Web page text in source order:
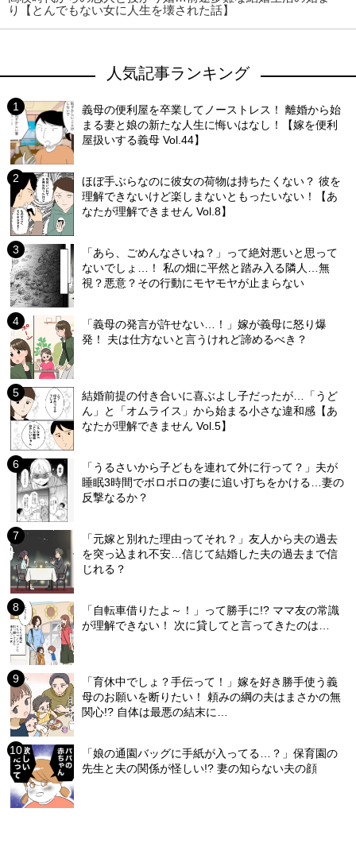
り【とんでもない女に人生を壊された話】
人気記事ランキング
義母の便利屋を卒業してノーストレス！ 離婚から始
まる妻と娘の新たな人生に悔いはなし！【嫁を便利
屋扱いする義母 Vol.44】
ほぼ手ぶらなのに彼女の荷物は持ちたくない？ 彼を
理解できないけど楽しまないともったいない！【あ
なたが理解できません Vol.8】
「あら、ごめんなさいね？」って絶対悪いと思って
ないでしょ…！ 私の畑に平然と踏み入る隣人…無
視？悪意？その行動にモヤモヤが止まらない
「義母の発言が許せない…！」嫁が義母に怒り爆
発！ 夫は仕方ないと言うけれど諦めるべき？
結婚前提の付き合いに喜ぶよし子だったが…「うど
ん」と「オムライス」から始まる小さな違和感【あ
なたが理解できません Vol.5】
「うるさいから子どもを連れて外に行って？」夫が
睡眠3時間でボロボロの妻に追い打ちをかける…妻の
反撃なるか？
「元嫁と別れた理由ってそれ？」友人から夫の過去
を突っ込まれ不安…信じて結婚した夫の過去まで信
じれる？
「自転車借りたよ～！」って勝手に!? ママ友の常識
が理解できない！ 次に貸してと言ってきたのは…
「育休中でしょ？手伝って！」嫁を好き勝手使う義
母のお願いを断りたい！ 頼みの綱の夫はまさかの無
関心!? 自体は最悪の結末に…
「娘の通園バッグに手紙が入ってる…？」保育園の
先生と夫の関係が怪しい!? 妻の知らない夫の顔